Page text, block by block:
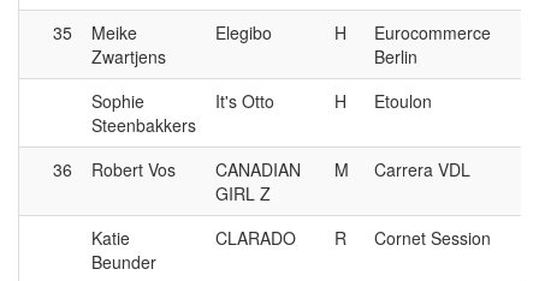
35
Meike
Zwartjens
Elegibo H
Eurocommerce
Berlin
Sophie
Steenbakkers
It's Otto H Etoulon
36 Robert Vos
CANADIAN
GIRL Z
M Carrera VDL
Katie
Beunder
CLARADO R Cornet Session